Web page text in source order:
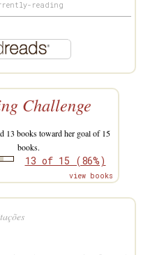
reading
Challenge
13 books toward her goal of 15
books.
13 of 15 (86%)
view books